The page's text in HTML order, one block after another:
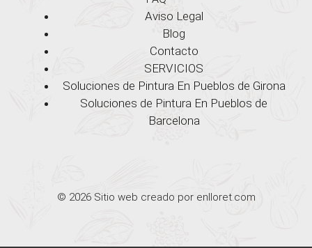
Aviso Legal
Blog
Contacto
SERVICIOS
Soluciones de Pintura En Pueblos de Girona
Soluciones de Pintura En Pueblos de
Barcelona
© 2026 Sitio web creado por enlloret.com